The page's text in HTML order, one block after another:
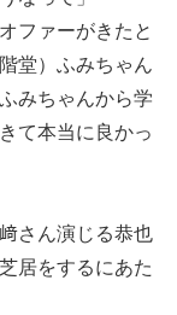
ファーがきたと
堂）ふみちゃん
みちゃんから学
て本当に良かっ
さん演じる恭也
居をするにあた